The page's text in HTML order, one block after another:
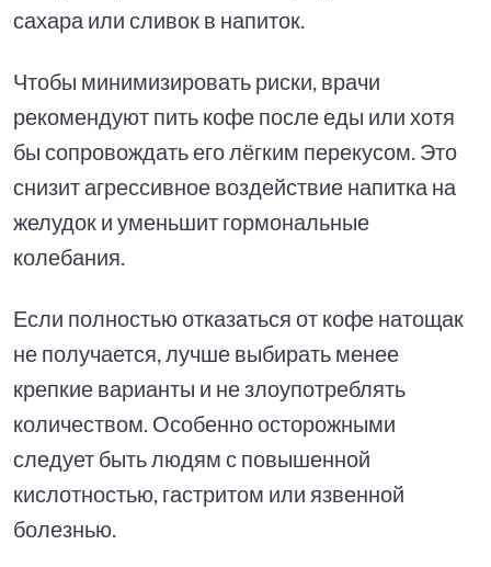
сахара или сливок в напиток.
Чтобы минимизировать риски, врачи
рекомендуют пить кофе после еды или хотя
бы сопровождать его лёгким перекусом. Это
снизит агрессивное воздействие напитка на
желудок и уменьшит гормональные
колебания.
Если полностью отказаться от кофе натощак
не получается, лучше выбирать менее
крепкие варианты и не злоупотреблять
количеством. Особенно осторожными
следует быть людям с повышенной
кислотностью, гастритом или язвенной
болезнью.